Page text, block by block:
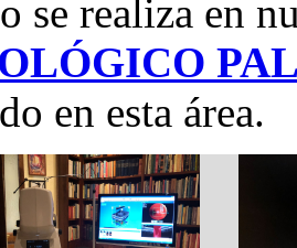
se realiza en
en esta área.